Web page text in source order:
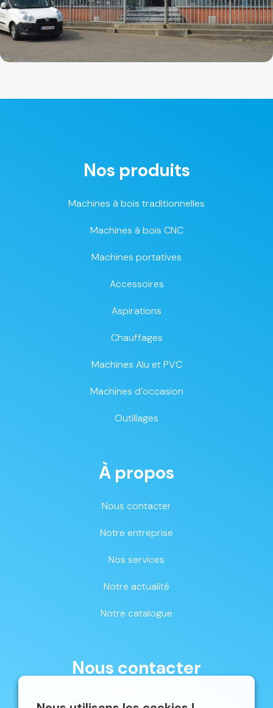
Nos produits
Machines à bois traditionnelles
Machines à bois CNC
Machines portatives
Accessoires
Aspirations
Chauffages
Machines Alu et PVC
Machines d’occasion
Outillages
À propos
Nous contacter
Notre entreprise
Nos services
Notre actualité
Notre catalogue
Nous contacter